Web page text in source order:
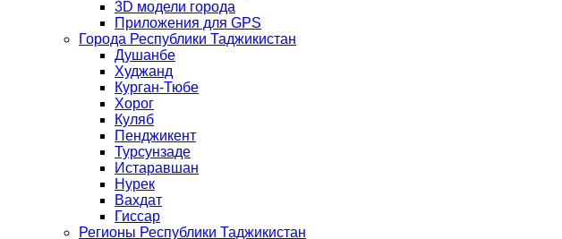
3D модели города
Приложения для GPS
Города Республики Таджикистан
Душанбе
Худжанд
Курган-Тюбе
Хорог
Куляб
Пенджикент
Турсунзаде
Истаравшан
Нурек
Вахдат
Гиссар
Регионы Республики Таджикистан